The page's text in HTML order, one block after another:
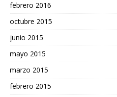
febrero 2016
octubre 2015
junio 2015
mayo 2015
marzo 2015
febrero 2015